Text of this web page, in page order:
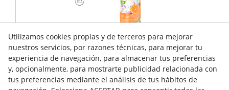
LOCION OCULAR BIO PERRO GATO
9,75 €
Utilizamos cookies propias y de terceros para mejorar
nuestros servicios, por razones técnicas, para mejorar tu
experiencia de navegación, para almacenar tus preferencias
y, opcionalmente, para mostrarte publicidad relacionada con
tus preferencias mediante el análisis de tus hábitos de